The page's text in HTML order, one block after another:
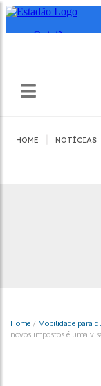
HOME NOTÍCIAS
Home / Mobilidade para
novos impostos é uma